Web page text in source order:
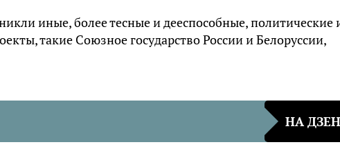
иные, более тесные и дееспособные, политические
такие Союзное государство России и Белоруссии,
НА ДЗЕН